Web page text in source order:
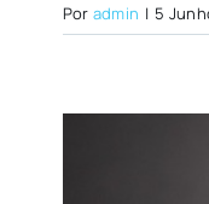
Por admin | 5